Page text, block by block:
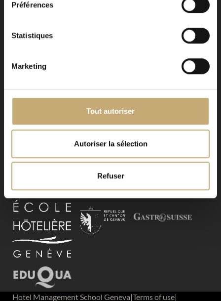
Préférences
Statistiques
Marketing
Tout autoriser
Autoriser la sélection
Refuser
Alternative:
Event Types
Contact
Hotel Management School Geneva|Terms of use|